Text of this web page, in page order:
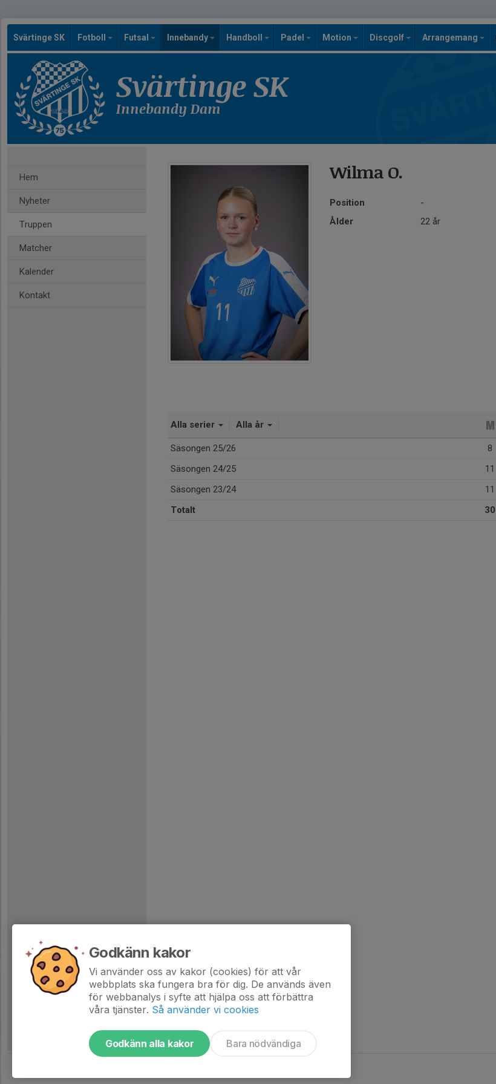
Svärtinge SK Fotboll Futsal Innebandy Handboll Padel Motion Discgolf Arrangemang
Svärtinge SK
Innebandy Dam
Hem
Nyheter
Truppen
Matcher
Kalender
Kontakt
Wilma O.
Position
-
Ålder
22 år
Alla serier Alla år
Säsongen 25/26 8
Säsongen 24/25
11
Säsongen 23/24
11
Totalt
30
Godkänn kakor
Vi använder oss av kakor (cookies) för att vår
webbplats ska fungera bra för dig. De används även
för webbanalys i syfte att hjälpa oss att förbättra
våra tjänster. Så använder vi cookies
Godkänn alla kakor Bara nödvändiga